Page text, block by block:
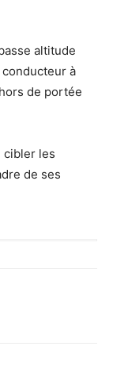
altitude
à
de portée
cibler les
de ses